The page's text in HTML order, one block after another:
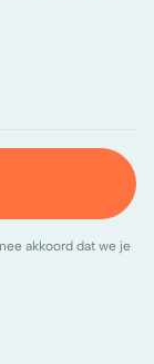
akkoord dat we je